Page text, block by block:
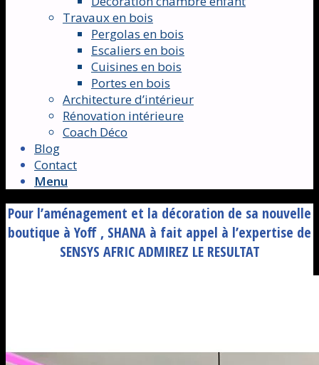
Travaux en bois
Pergolas en bois
Escaliers en bois
Cuisines en bois
Portes en bois
Architecture d’intérieur
Rénovation intérieure
Coach Déco
Blog
Contact
Menu
Pour l’aménagement et la décoration de sa nouvelle
boutique à Yoff , SHANA à fait appel à l’expertise de
SENSYS AFRIC ADMIREZ LE RESULTAT